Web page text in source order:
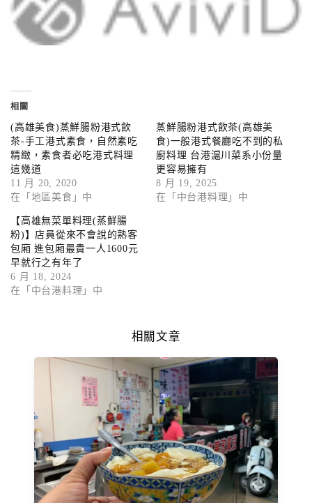
相關
(高雄美食)蒸鮮腸粉港式飲
茶-手工港式素食，自然素吃
精緻，素食者必吃港式料理
這幾道
11 月 20, 2020
在「地區美食」中
蒸鮮腸粉港式飲茶(高雄美
食)一般港式餐廳吃不到的私
廚料理 台港滬川菜系小份量
更容易擁有
8 月 19, 2025
在「中台港料理」中
【高雄無菜單料理(蒸鮮腸
粉)】店員從來不會說的熟客
包廂 進包廂最貴一人1600元
早就行之有年了
6 月 18, 2024
在「中台港料理」中
相關文章